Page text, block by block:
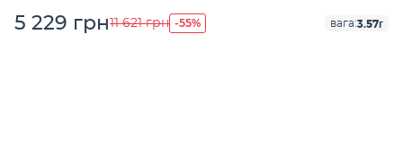
5 229 грн11 621 грн -55% вага:3.57г